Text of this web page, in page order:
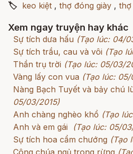
🏷 keo kiệt , thợ đóng giày , thợ
Xem ngay truyện hay khác
Sự tích dưa hấu (Tạo lúc: 04/
Sự tích trầu, cau và vôi (Tạo
Thần trụ trời (Tạo lúc: 05/03/
Vàng lấy con vua (Tạo lúc:
Nàng Bạch Tuyết và bảy chú
05/03/2015)
Anh chàng nghèo khổ (Tạo
Anh và em gái
(Tạo lúc: 05/
Sự tích hoa cẩm chướng (Tạo
Công chúa ngủ trong rừng